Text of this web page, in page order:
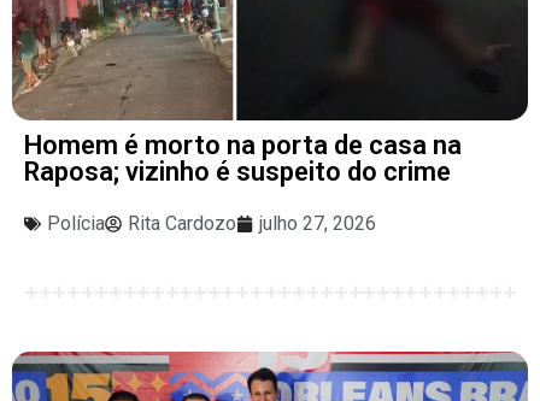
Homem é morto na porta de casa na
Raposa; vizinho é suspeito do crime
Polícia Rita Cardozo julho 27, 2026